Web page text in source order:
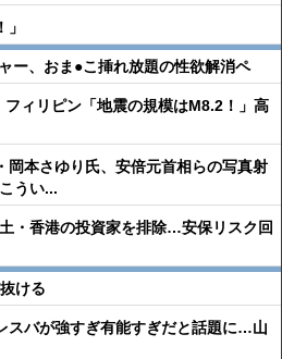
ー、おま●︎こ挿れ放題の性欲解消ペ
フィリピン「地震の規模はM8.2！」高
岡本さゆり氏、安倍元首相らの写真射
うい...
・香港の投資家を排除…安保リスク回
ける
スバが強すぎ有能すぎだと話題に…山